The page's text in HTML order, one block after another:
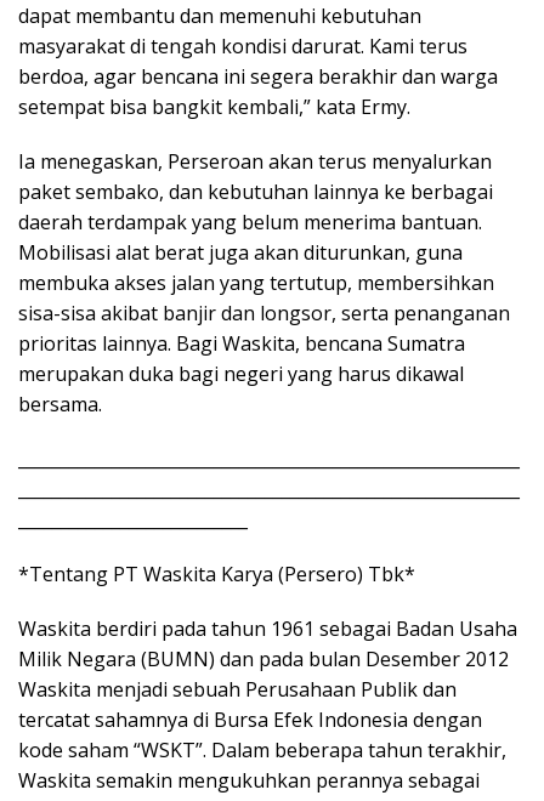
dapat membantu dan memenuhi kebutuhan
masyarakat di tengah kondisi darurat. Kami terus
berdoa, agar bencana ini segera berakhir dan warga
setempat bisa bangkit kembali,” kata Ermy.
Ia menegaskan, Perseroan akan terus menyalurkan
paket sembako, dan kebutuhan lainnya ke berbagai
daerah terdampak yang belum menerima bantuan.
Mobilisasi alat berat juga akan diturunkan, guna
membuka akses jalan yang tertutup, membersihkan
sisa-sisa akibat banjir dan longsor, serta penanganan
prioritas lainnya. Bagi Waskita, bencana Sumatra
merupakan duka bagi negeri yang harus dikawal
bersama.
*Tentang PT Waskita Karya (Persero) Tbk*
Waskita berdiri pada tahun 1961 sebagai Badan Usaha
Milik Negara (BUMN) dan pada bulan Desember 2012
Waskita menjadi sebuah Perusahaan Publik dan
tercatat sahamnya di Bursa Efek Indonesia dengan
kode saham “WSKT”. Dalam beberapa tahun terakhir,
Waskita semakin mengukuhkan perannya sebagai